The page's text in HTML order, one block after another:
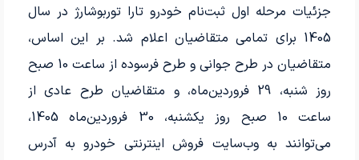
جزئیات مرحله اول ثبت‌نام خودرو تارا توربوشارژ در سال
1405 برای تمامی متقاضیان اعلام شد. بر این اساس،
متقاضیان در طرح جوانی و طرح فرسوده از ساعت 10 صبح
روز شنبه، 29 فروردین‌ماه، و متقاضیان طرح عادی از
ساعت 10 صبح روز یکشنبه، 30 فروردین‌ماه 1405،
می‌توانند به وب‌سایت فروش اینترنتی خودرو به آدرس